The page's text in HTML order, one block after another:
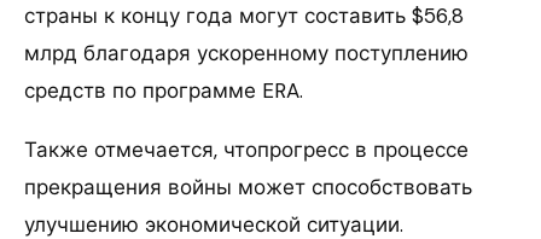
страны к концу года могут составить $56,8
млрд благодаря ускоренному поступлению
средств по программе ERA.
Также отмечается, чтопрогресс в процессе
прекращения войны может способствовать
улучшению экономической ситуации.